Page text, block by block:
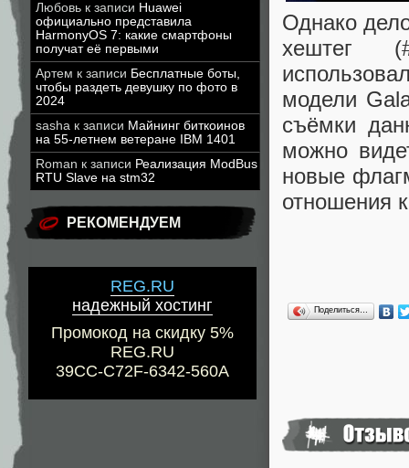
Любовь к записи Huawei
официально представила
HarmonyOS 7: какие смартфоны
получат её первыми
Артем к записи Бесплатные боты,
чтобы раздеть девушку по фото в
2024
sasha к записи Майнинг биткоинов
на 55-летнем ветеране IBM 1401
Roman к записи Реализация ModBus
RTU Slave на stm32
РЕКОМЕНДУЕМ
REG.RU
надежный хостинг
Промокод на скидку 5%
REG.RU
39CC-C72F-6342-560A
Однако
хештег
модели
съёмки
можно
новые
отношения
Поделиться…